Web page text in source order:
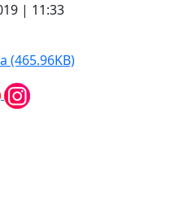
| 11:33
(465.96KB)